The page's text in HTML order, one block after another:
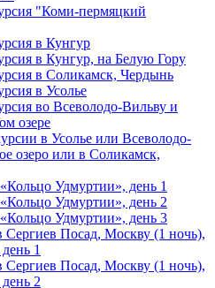
"Коми-пермяцкий
в Кунгур
в Кунгур, на Белую Гору
в Соликамск, Чердынь
в Усолье
во Всеволодо-Вильву и
озере
в Усолье или Всеволодо-
озеро или в Соликамск,
Удмуртии», день 1
Удмуртии», день 2
Удмуртии», день 3
Сергиев Посад, Москву (1 ночь),
1
Сергиев Посад, Москву (1 ночь),
2